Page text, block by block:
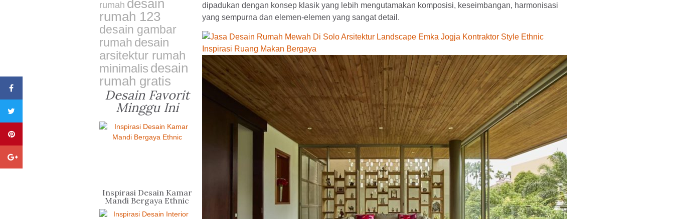
dipadukan dengan konsep klasik yang lebih mengutamakan komposisi, keseimbangan, harmonisasi
yang sempurna dan elemen-elemen yang sangat detail.
rumah desain
rumah 123
desain gambar
rumah desain
arsitektur rumah
minimalis desain
rumah gratis
Desain Favorit
Minggu Ini
Inspirasi Desain Kamar
Mandi Bergaya Ethnic